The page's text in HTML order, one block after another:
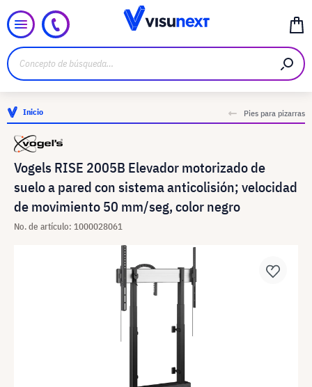
Inicio Pies para pizarras
Vogels RISE 2005B Elevador motorizado de
suelo a pared con sistema anticolisión; velocidad
de movimiento 50 mm/seg, color negro
No. de artículo: 1000028061